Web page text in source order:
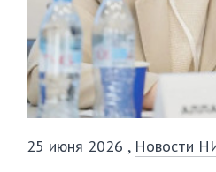
25 июня 2026 , Новости